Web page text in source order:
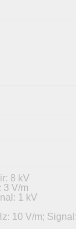
8 kV
3 V/m
1 kV
10 V/m;